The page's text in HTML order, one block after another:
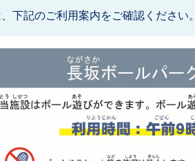
下記のご利用案内をご確認ください。